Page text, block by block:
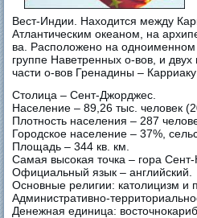
Вест-Индии. Находится между
Атлантическим океаном, на
ва. Расположено на
группе Наветренных о-вов, и
части о-вов Гренадины –
Столица – Сент-Джорджес.
Население – 89,26 тыс. человек
Плотность населения – 287
Городское население – 37%,
Площадь – 344 кв. км.
Самая высокая точка – гора
Официальный язык – английский.
Основные религии: католицизм и
Административно-
Денежная единица: